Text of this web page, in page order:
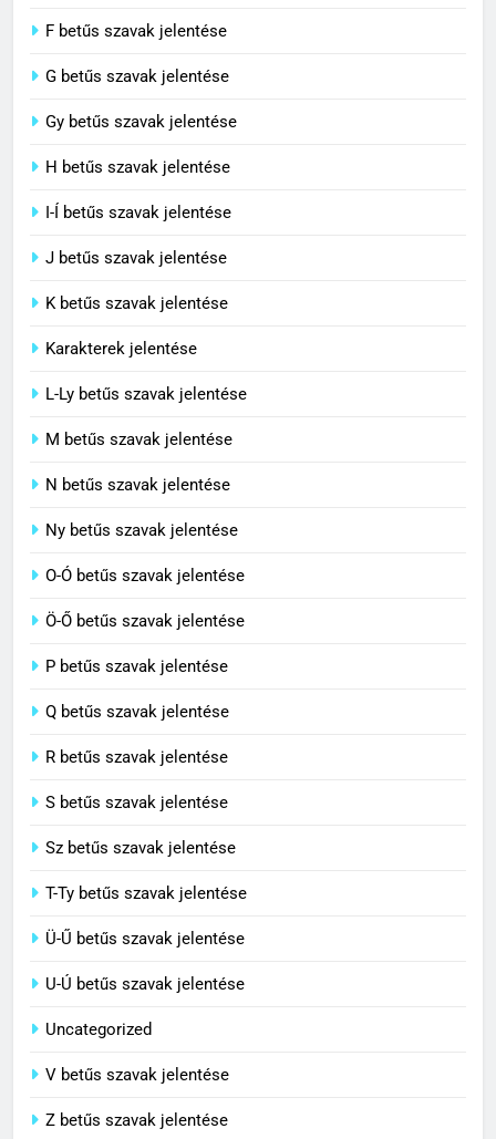
4
Contemporary jelentése
5
Célkitűzés jelentése
C BETŰS SZAVAK JELENTÉSE
C BETŰS SZAVAK JELENTÉSE
8
Centenárium jelentése
F betűs szavak jelentése
G betűs szavak jelentése
Gy betűs szavak jelentése
H betűs szavak jelentése
I-Í betűs szavak jelentése
J betűs szavak jelentése
K betűs szavak jelentése
Karakterek jelentése
L-Ly betűs szavak jelentése
M betűs szavak jelentése
N betűs szavak jelentése
Ny betűs szavak jelentése
O-Ó betűs szavak jelentése
Ö-Ő betűs szavak jelentése
P betűs szavak jelentése
Q betűs szavak jelentése
R betűs szavak jelentése
S betűs szavak jelentése
Sz betűs szavak jelentése
T-Ty betűs szavak jelentése
Ü-Ű betűs szavak jelentése
U-Ú betűs szavak jelentése
Uncategorized
V betűs szavak jelentése
Z betűs szavak jelentése